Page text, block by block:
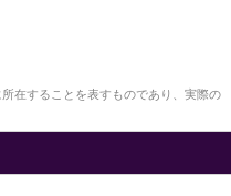
在することを表すものであり、実際の